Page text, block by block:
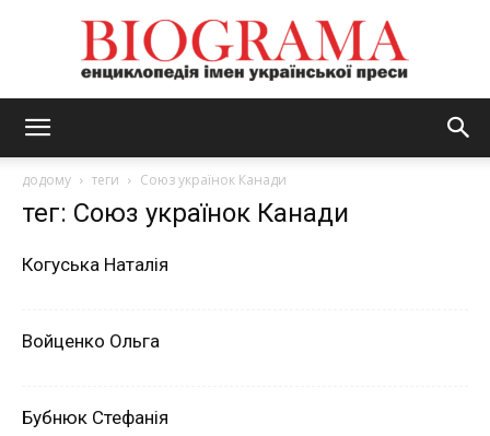
додому теги Союз українок Канади
тег: Союз українок Канади
Когуська Наталія
Войценко Ольга
Бубнюк Стефанія